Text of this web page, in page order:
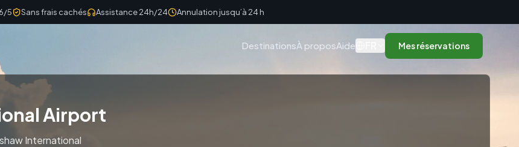
5 Sans frais cachés Assistance 24h/24 Annulation jusqu’à 24 h
DestinationsÀ proposAide Mes réservations
Airport
International